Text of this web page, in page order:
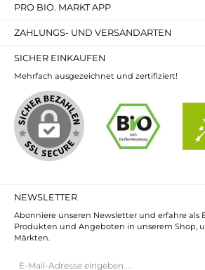
PRO BIO. MARKT APP
ZAHLUNGS- UND VERSANDARTEN
SICHER EINKAUFEN
Mehrfach ausgezeichnet und zertifiziert!
NEWSLETTER
Abonniere unseren Newsletter und erfahre als
Produkten und Angeboten in unserem Shop,
Märkten.
Mail-